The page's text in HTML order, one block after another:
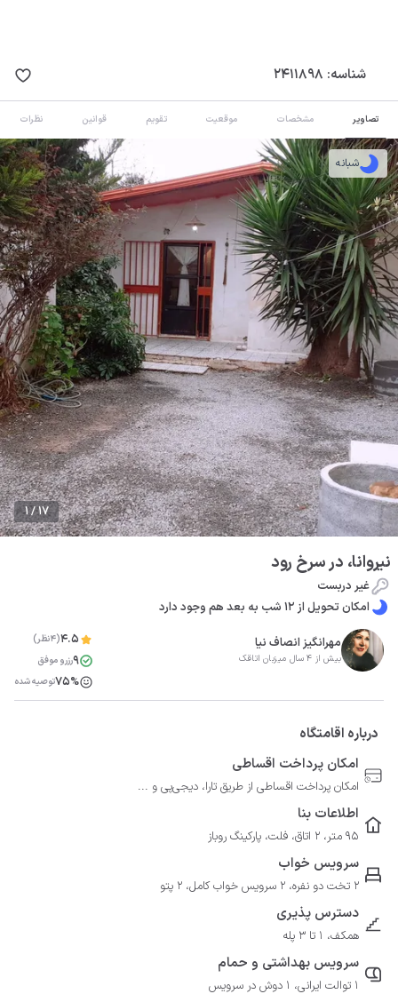
شناسه: 2411898
تصاویر مشخصات موقعیت تقویم قوانین نظرات
1 / 17
شبانه
نیروانا، در سرخ رود
غیر دربست
امکان تحویل از 12 شب به بعد هم وجود دارد
مهرانگيز انصاف نیا
بیش از 4 سال میزبان اتاقک
4.5(4نظر)
9رزرو موفق
75%توصیه شده
درباره اقامتگاه
امکان پرداخت اقساطی
امکان پرداخت اقساطی از طریق تارا، دیجی‌پی و ...
اطلاعات بنا
95 متر، 2 اتاق، فلت، پارکینگ روباز
سرویس خواب
2 تخت دو نفره، 2 سرویس خواب کامل، 2 پتو
دسترس پذیری
همکف، 1 تا 3 پله
سرویس بهداشتی و حمام
1 توالت ایرانی، 1 دوش در سرویس